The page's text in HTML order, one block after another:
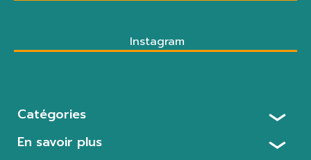
Instagram
Catégories
En savoir plus